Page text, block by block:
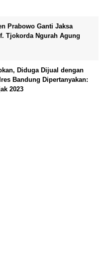
Prabowo Ganti Jaksa
Tjokorda Ngurah Agung
Diduga Dijual dengan
Bandung Dipertanyakan:
2023